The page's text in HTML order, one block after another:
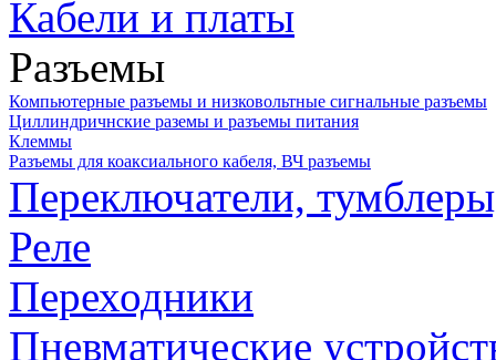
Кабели и платы
Разъемы
Компьютерные разъемы и низковольтные сигнальные разъемы
Циллиндричнские раземы и разъемы питания
Клеммы
Разъемы для коаксиального кабеля, ВЧ разъемы
Переключатели,
Реле
Переходники
Пневматические